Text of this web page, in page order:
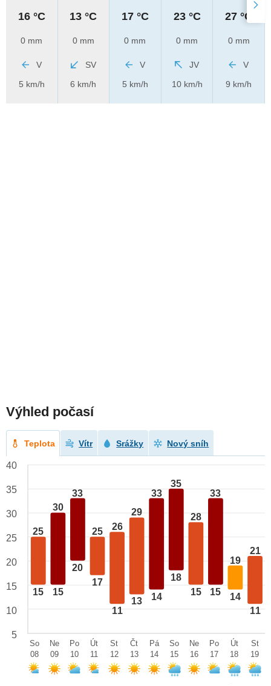
16 °C
0 mm
V
5 km/h
13 °C
0 mm
SV
6 km/h
17 °C
0 mm
V
5 km/h
23 °C
0 mm
JV
10 km/h
27 °C
0 mm
V
9 km/h
Výhled počasí
Teplota Vítr Srážky Nový sníh
25
15
30
15
33
20
25
17
26
11
29
13
33
14
35
18
28
15
33
15
19
14
21
11
40
35
30
25
20
15
10
5
So
08
Ne
09
Po
10
Út
11
St
12
Čt
13
Pá
14
So
15
Ne
16
Po
17
Út
18
St
19